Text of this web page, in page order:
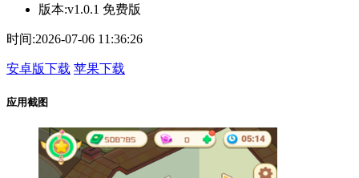
版本:v1.0.1 免费版
时间:2026-07-06 11:36:26
安卓版下载 苹果下载
应用截图